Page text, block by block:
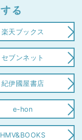
楽天ブックス
セブンネット
紀伊國屋書店
e-hon
HMV&BOOKS